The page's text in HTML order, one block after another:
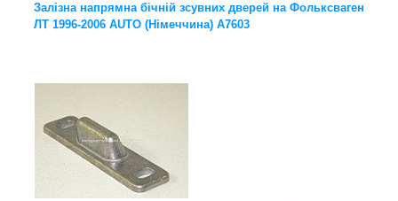
Залізна напрямна бічній зсувних дверей на Фольксваген
ЛТ 1996-2006 AUTO (Німеччина) A7603